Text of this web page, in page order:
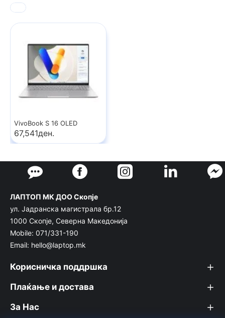
VivoBook S 16 OLED
67,541ден.
ЛАПТОП МК ДОО Скопје
ул. Јадранска магистрала бр.12
1000 Скопје, Северна Македонија
Mobile: 071/331-190
Email: hello@laptop.mk
Корисничка поддршка
Плаќање и достава
За Нас